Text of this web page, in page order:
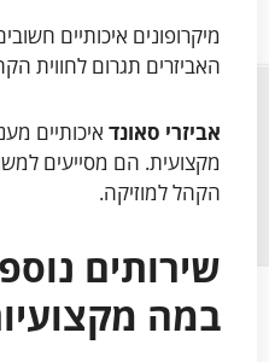
מיקרופונים איכותיים
האביזרים תגרום לחווית
אביזרי סאונד איכותיים
מקצועית. הם מסייעים
הקהל למוזיקה.
שירותים
במה